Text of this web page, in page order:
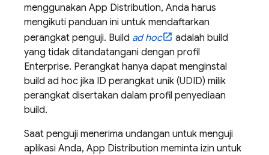
menggunakan App Distribution, Anda harus
mengikuti panduan ini untuk mendaftarkan
perangkat penguji. Build ad hoc
adalah build
yang tidak ditandatangani dengan profil
Enterprise. Perangkat hanya dapat menginstal
build ad hoc jika ID perangkat unik (UDID) milik
perangkat disertakan dalam profil penyediaan
build.
Saat penguji menerima undangan untuk menguji
aplikasi Anda, App Distribution meminta izin untuk